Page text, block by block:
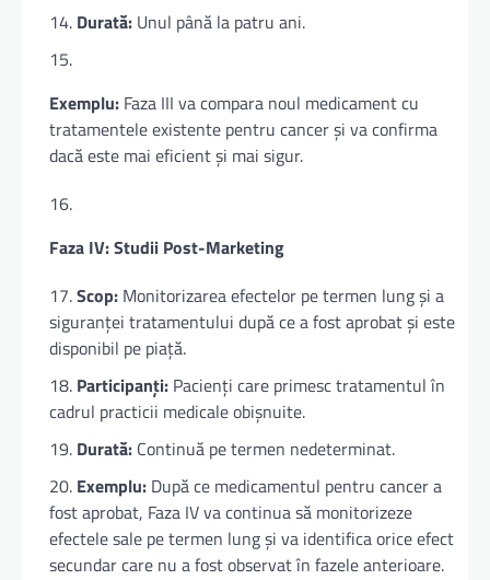
Durată: Unul până la patru ani.
Exemplu: Faza III va compara noul medicament cu
tratamentele existente pentru cancer și va confirma
dacă este mai eficient și mai sigur.
Faza IV: Studii Post-Marketing
Scop: Monitorizarea efectelor pe termen lung și a
siguranței tratamentului după ce a fost aprobat și este
disponibil pe piață.
Participanți: Pacienți care primesc tratamentul în
cadrul practicii medicale obișnuite.
Durată: Continuă pe termen nedeterminat.
Exemplu: După ce medicamentul pentru cancer a
fost aprobat, Faza IV va continua să monitorizeze
efectele sale pe termen lung și va identifica orice efect
secundar care nu a fost observat în fazele anterioare.